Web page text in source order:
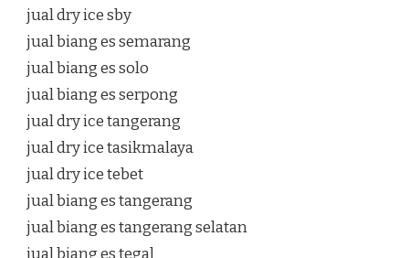
jual dry ice sby
jual biang es semarang
jual biang es solo
jual biang es serpong
jual dry ice tangerang
jual dry ice tasikmalaya
jual dry ice tebet
jual biang es tangerang
jual biang es tangerang selatan
jual biang es tegal